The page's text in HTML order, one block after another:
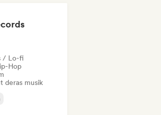
/ Lo-fi
Hop
deras musik